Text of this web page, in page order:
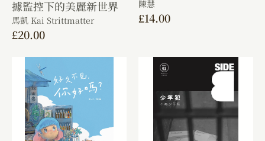
據監控下的美麗新世界
馬凱 Kai Strittmatter
£20.00
陳慧
£14.00